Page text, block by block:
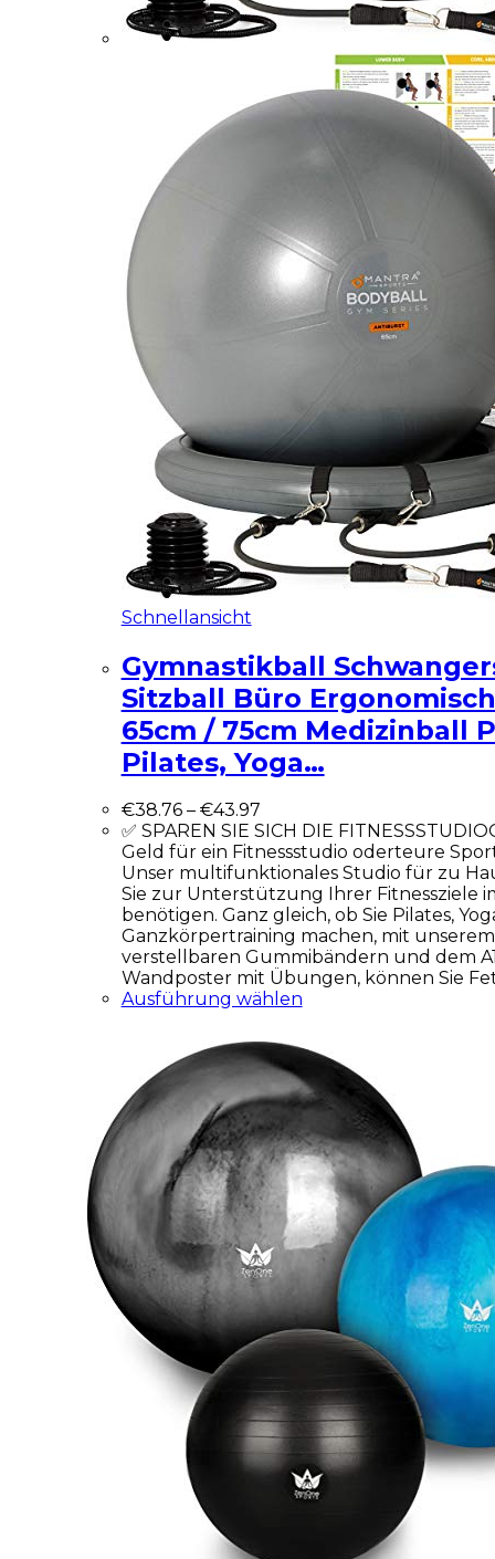
Schnellansicht
Gymnastikball
Sitzball Büro
65cm / 75cm Medizinball
Pilates, Yoga…
€38.76– €43.97
✅ SPAREN SIE SICH DIE
Geld für ein Fitnessstudio oderteure
Unser multifunktionales Studio für zu
Sie zur Unterstützung Ihrer Fitnessziele
benötigen. Ganz gleich, ob Sie Pilates,
Ganzkörpertraining machen, mit
verstellbaren Gummibändern und dem
Wandposter mit Übungen, können Sie
Ausführung wählen